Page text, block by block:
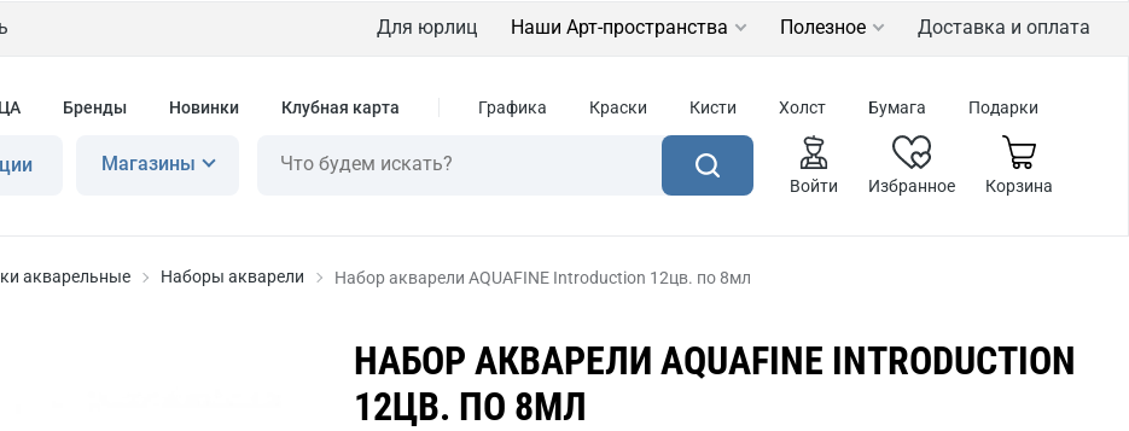
Для юрлиц Наши Арт-пространства Полезное Доставка и оплата
Бренды Новинки Клубная карта Графика Краски Кисти Холст Бумага Подарки
Магазины
Войти Избранное Корзина
акварельные Наборы акварели Набор акварели AQUAFINE Introduction 12цв. по 8мл
НАБОР АКВАРЕЛИ AQUAFINE INTRODUCTION
12ЦВ. ПО 8МЛ